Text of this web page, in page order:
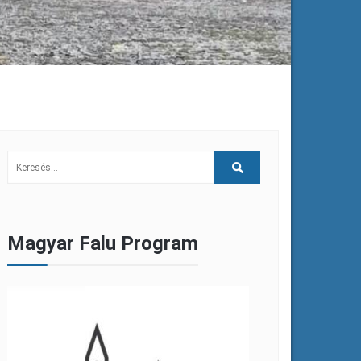
Magyar Falu Program